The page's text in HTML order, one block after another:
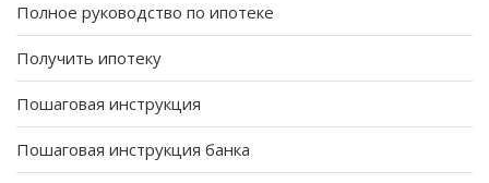
Полное руководство по ипотеке
Получить ипотеку
Пошаговая инструкция
Пошаговая инструкция банка